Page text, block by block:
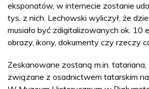
eksponatów, w internecie zostanie
tys. z nich. Lechowski wyliczył, że
musiało być zdigitalizowanych ok. 10
obrazy, ikony, dokumenty czy rzeczy
Zeskanowane zostaną m.in.
związane z osadnictwem tatarskim